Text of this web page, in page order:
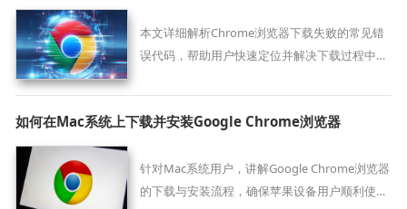
本文详细解析Chrome浏览器下载失败的常见错
误代码，帮助用户快速定位并解决下载过程中出
如何在Mac系统上下载并安装Google Chrome浏览器
针对Mac系统用户，讲解Google Chrome浏览器
的下载与安装流程，确保苹果设备用户顺利使用